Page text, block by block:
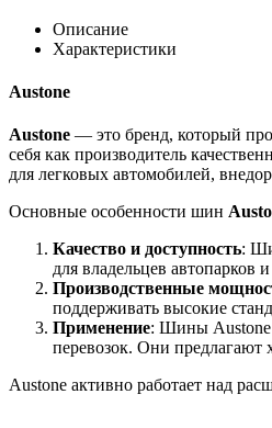
Описание
Характеристики
Austone
Austone — это бренд, который
себя как производитель
для легковых автомобилей,
Основные особенности шин
Качество и доступность:
для владельцев автопарков
Производственные
поддерживать высокие
Применение: Шины Austone
перевозок. Они предлагают
Austone активно работает над